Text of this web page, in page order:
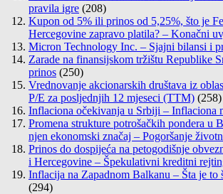
pravila igre (208)
Kupon od 5% ili prinos od 5,25%, što je
Hercegovine zapravo platila? – Konačni
Micron Technology Inc. – Sjajni bilansi i
Zarade na finansijskom tržištu Republike
prinos (250)
Vrednovanje akcionarskih društava iz
P/E za posljednjih 12 mjeseci (TTM) (258)
Inflaciona očekivanja u Srbiji – Inflaciona
Promena strukture potrošačkih pondera u
njen ekonomski značaj – Pogoršanje
Prinos do dospijeća na petogodišnje
i Hercegovine – Špekulativni kreditni
Inflacija na Zapadnom Balkanu – Šta je to
(294)